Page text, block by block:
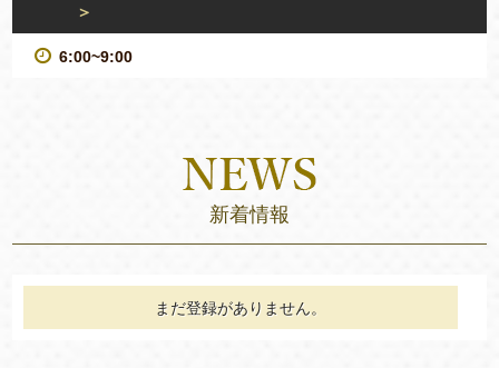
＞
6:00~9:00
新着情報
まだ登録がありません。